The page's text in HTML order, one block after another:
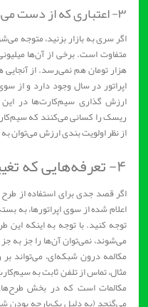
اگر سری به بازار بزنید، متوجه
متفاوت است. برخی از آن‌ها
هزار تومان هم نمی‌رسد. از آنجایی
اپراتور در سال وجود دارد و از
ارزش گذاری سیم‌کارت‌ها در این
ریسک را کسانی می‌کنند که
از نظر اولویت بندی ارزش می‌توان
اگر قصد جدی برای استفاده از طرح
اعلام شده از سوی اپراتورها، به
توجه کنید. با توجه به اینکه
می‌شوند، نمی‌توان آن‌ها را جز به
مکالمه درون شبکه‌ای، می‌تواند بر
مثال، تماس از تلفن ثابت به
مکالمات است که در بخش
می‌گنجد (به دلیل یک‌پارچه بودن